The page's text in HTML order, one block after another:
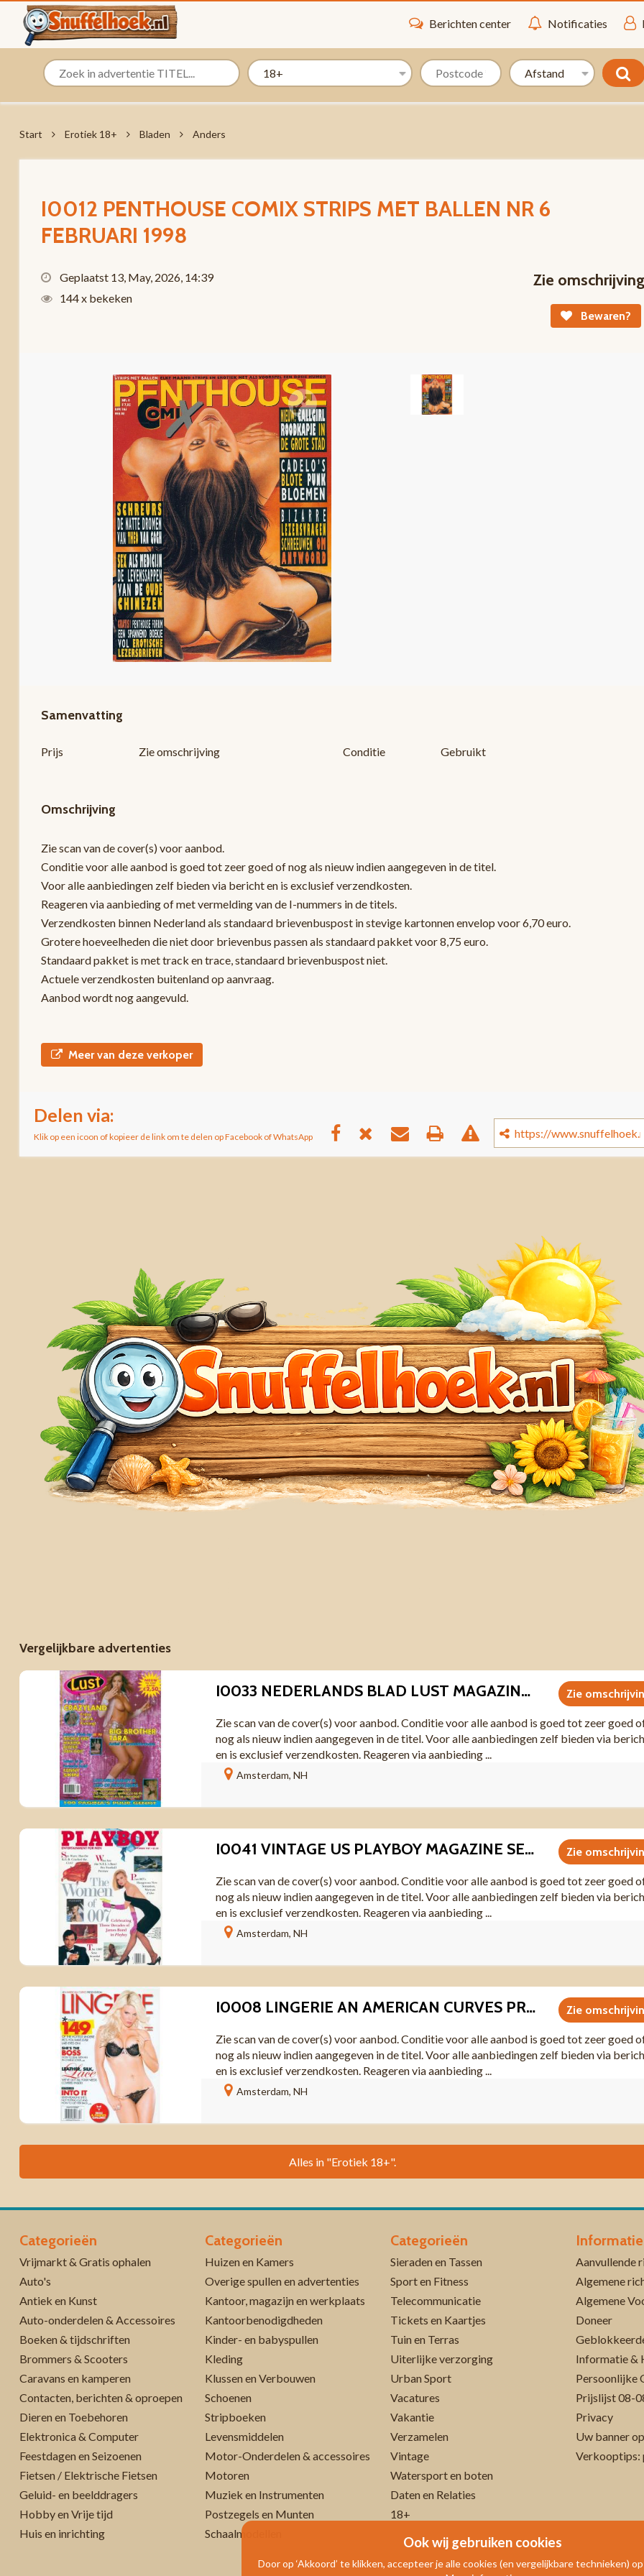
Berichten center Notificaties
Start Erotiek 18+ Bladen Anders
I0012 PENTHOUSE COMIX STRIPS MET BALLEN NR 6
FEBRUARI 1998
Geplaatst 13, May, 2026, 14:39
144 x bekeken
Zie omschrijving
Bewaren?
Samenvatting
Prijs Zie omschrijving Conditie Gebruikt
Omschrijving
Zie scan van de cover(s) voor aanbod.
Conditie voor alle aanbod is goed tot zeer goed of nog als nieuw indien aangegeven in de titel.
Voor alle aanbiedingen zelf bieden via bericht en is exclusief verzendkosten.
Reageren via aanbieding of met vermelding van de I-nummers in de titels.
Verzendkosten binnen Nederland als standaard brievenbuspost in stevige kartonnen envelop voor 6,70 euro.
Grotere hoeveelheden die niet door brievenbus passen als standaard pakket voor 8,75 euro.
Standaard pakket is met track en trace, standaard brievenbuspost niet.
Actuele verzendkosten buitenland op aanvraag.
Aanbod wordt nog aangevuld.
Meer van deze verkoper
Delen via:
Klik op een icoon of kopieer de link om te delen op Facebook of WhatsApp
Vergelijkbare advertenties
Zie
I0033 NEDERLANDS BLAD LUST MAGAZINE NR 1 MEI 2005
Zie scan van de cover(s) voor aanbod. Conditie voor alle aanbod is goed tot zeer goed
nog als nieuw indien aangegeven in de titel. Voor alle aanbiedingen zelf bieden via
en is exclusief verzendkosten. Reageren via aanbieding ...
Amsterdam, NH
Zie
I0041 VINTAGE US PLAYBOY MAGAZINE SEPTEMBER 1987
Zie scan van de cover(s) voor aanbod. Conditie voor alle aanbod is goed tot zeer goed
nog als nieuw indien aangegeven in de titel. Voor alle aanbiedingen zelf bieden via
en is exclusief verzendkosten. Reageren via aanbieding ...
Amsterdam, NH
Zie
I0008 LINGERIE AN AMERICAN CURVES PRESENTATION SUMMER 2010
Zie scan van de cover(s) voor aanbod. Conditie voor alle aanbod is goed tot zeer goed
nog als nieuw indien aangegeven in de titel. Voor alle aanbiedingen zelf bieden via
en is exclusief verzendkosten. Reageren via aanbieding ...
Amsterdam, NH
Alles in "Erotiek 18+".
Categorieën
Vrijmarkt & Gratis ophalen
Auto's
Antiek en Kunst
Auto-onderdelen & Accessoires
Boeken & tijdschriften
Brommers & Scooters
Caravans en kamperen
Contacten, berichten & oproepen
Dieren en Toebehoren
Elektronica & Computer
Feestdagen en Seizoenen
Fietsen / Elektrische Fietsen
Geluid- en beelddragers
Hobby en Vrije tijd
Huis en inrichting
Categorieën
Huizen en Kamers
Overige spullen en advertenties
Kantoor, magazijn en werkplaats
Kantoorbenodigdheden
Kinder- en babyspullen
Kleding
Klussen en Verbouwen
Schoenen
Stripboeken
Levensmiddelen
Motor-Onderdelen & accessoires
Motoren
Muziek en Instrumenten
Postzegels en Munten
Schaalmodellen
Categorieën
Sieraden en Tassen
Sport en Fitness
Telecommunicatie
Tickets en Kaartjes
Tuin en Terras
Uiterlijke verzorging
Urban Sport
Vacatures
Vakantie
Verzamelen
Vintage
Watersport en boten
Daten en Relaties
18+
Informatie
Algemene
Algemene
Doneer
Informatie &
Persoonlijke
Prijslijst 08-
Privacy
Uw banner
Verkooptips:
Ook wij gebruiken cookies
Door op ‘Akkoord’ te klikken, accepteer je alle cookies (en vergelijkbare technieken)